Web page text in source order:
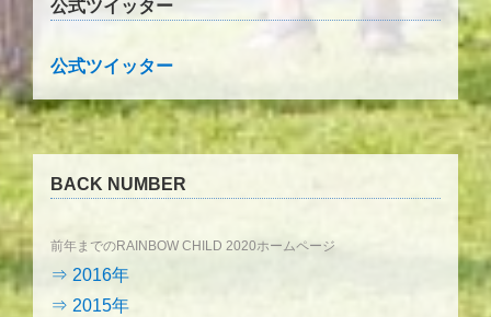
公式ツイッター
公式ツイッター
BACK NUMBER
前年までのRAINBOW CHILD 2020ホームページ
⇒ 2016年
⇒ 2015年